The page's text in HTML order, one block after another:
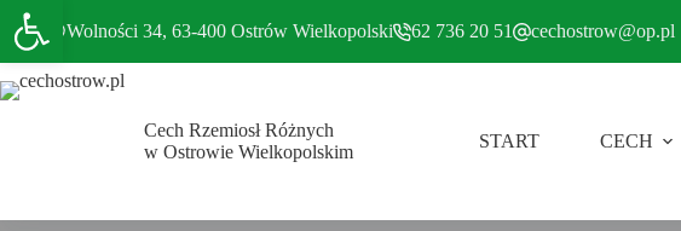
Przejdź
do
treści
Wolności 34, 63-400 Ostrów Wielkopolski 62 736 20 51 cechostrow@op.pl
Cech Rzemiosł Różnych
w Ostrowie Wielkopolskim
START CECH